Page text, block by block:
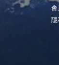
會
隱